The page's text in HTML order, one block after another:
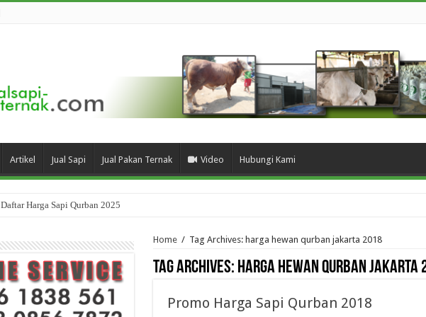
Artikel Jual Sapi Jual Pakan Ternak Video Hubungi Kami
Daftar Harga Sapi Qurban 2025
Home / Tag Archives: harga hewan qurban jakarta 2018
Tag Archives: harga hewan qurban jakarta
Promo Harga Sapi Qurban 2018